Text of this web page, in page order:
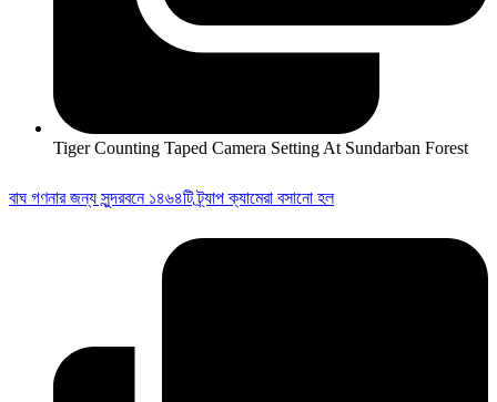
Tiger Counting Taped Camera Setting At Sundarban Forest
বাঘ গণনার জন্য সুন্দরবনে ১৪৬৪টি ট্র্যাপ ক্যামেরা বসানো হল